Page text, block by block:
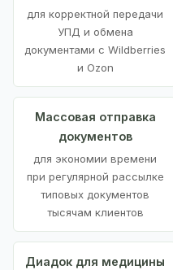
для корректной передачи
УПД и обмена
документами с Wildberries
и Ozon
Массовая отправка
документов
для экономии времени
при регулярной рассылке
типовых документов
тысячам клиентов
Диадок для медицины